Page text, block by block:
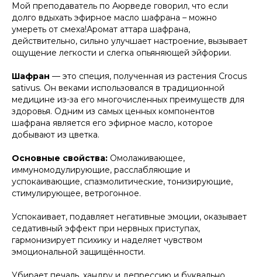
Мой преподаватель по Аюрведе говорил, что если
долго вдыхать эфирное масло шафрана – можно
умереть от смеха!Аромат аттара шафрана,
действительно, сильно улучшает настроение, вызывает
ощущение легкости и слегка опьяняющей эйфории.
Шафран — это специя, полученная из растения Crocus
sativus. Он веками использовался в традиционной
медицине из-за его многочисленных преимуществ для
здоровья. Одним из самых ценных компонентов
шафрана является его эфирное масло, которое
добывают из цветка.
Основные свойства: Омолаживающее,
иммуномодулирующие, расслабляющие и
успокаивающие, спазмолитические, тонизирующие,
стимулирующее, ветрогонное.
Успокаивает, подавляет негативные эмоции, оказывает
седативный эффект при нервных приступах,
гармонизирует психику и наделяет чувством
эмоциональной защищённости.